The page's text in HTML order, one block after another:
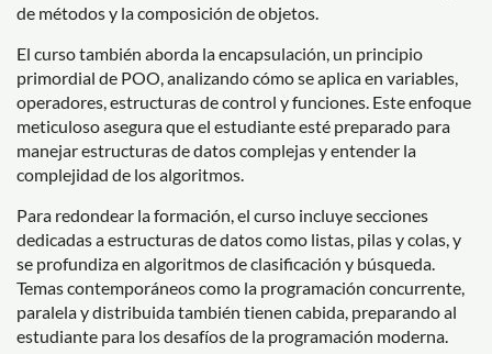
de métodos y la composición de objetos.
El curso también aborda la encapsulación, un principio
primordial de POO, analizando cómo se aplica en variables,
operadores, estructuras de control y funciones. Este enfoque
meticuloso asegura que el estudiante esté preparado para
manejar estructuras de datos complejas y entender la
complejidad de los algoritmos.
Para redondear la formación, el curso incluye secciones
dedicadas a estructuras de datos como listas, pilas y colas, y
se profundiza en algoritmos de clasificación y búsqueda.
Temas contemporáneos como la programación concurrente,
paralela y distribuida también tienen cabida, preparando al
estudiante para los desafíos de la programación moderna.